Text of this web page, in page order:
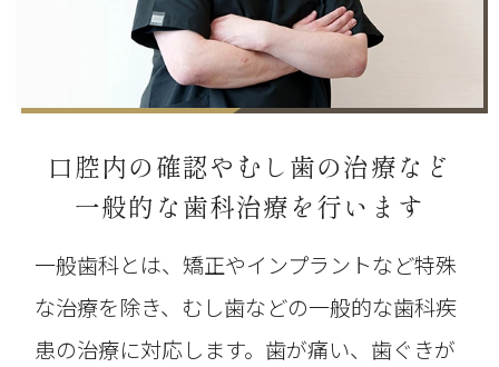
口腔内の確認やむし歯の治療など
一般的な歯科治療を行います
一般歯科とは、矯正やインプラントなど特殊
な治療を除き、むし歯などの一般的な歯科疾
患の治療に対応します。歯が痛い、歯ぐきが